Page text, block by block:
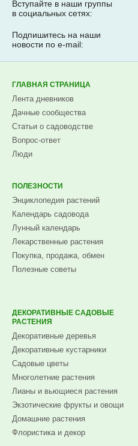
Вступайте в наши группы
в социальных сетях:
Подпишитесь на наши
новости по e-mail:
ГЛАВНАЯ СТРАНИЦА
Лента дневников
Дачные сообщества
Статьи о садоводстве
Вопрос-ответ
Люди
ПОЛЕЗНОСТИ
Энциклопедия растений
Календарь садовода
Лунный календарь
Лекарственные растения
Покупка, продажа, обмен
Полезные советы
ДЕКОРАТИВНЫЕ САДОВЫЕ
РАСТЕНИЯ
Декоративные деревья
Декоративные кустарники
Садовые цветы
Многолетние растения
Лианы и вьющиеся растения
Экзотические фрукты и овощи
Домашние растения
Флористика и декор